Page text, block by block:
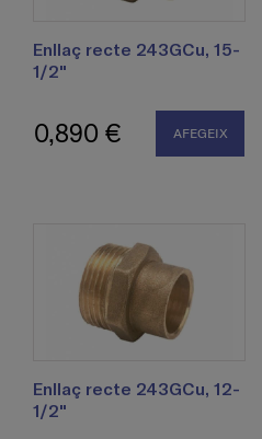
Enllaç recte 243GCu, 15-
1/2"
0,890 € AFEGEIX
Enllaç recte 243GCu, 12-
1/2"